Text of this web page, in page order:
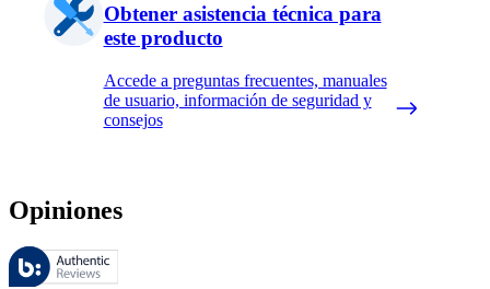
Obtener asistencia técnica para
este producto
Accede a preguntas frecuentes, manuales
de usuario, información de seguridad y
consejos
Opiniones
Estas reseñas las gestiona Bazaarvoice y cumplen con la política de